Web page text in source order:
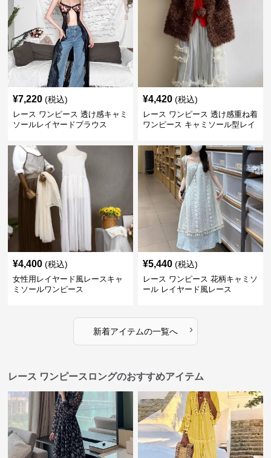
¥7,220 (税込)
レース ワンピース 透け感キャミ
ソールレイヤードブラウス
¥4,420 (税込)
レース ワンピース 透け感重ね着
ワンピース キャミソール型レイ
¥4,400 (税込)
女性用レイヤード風レースキャ
ミソールワンピース
¥5,440 (税込)
レース ワンピース 花柄キャミソ
ール レイヤード風レース
新着アイテムの一覧へ ›
レース ワンピースロングのおすすめアイテム